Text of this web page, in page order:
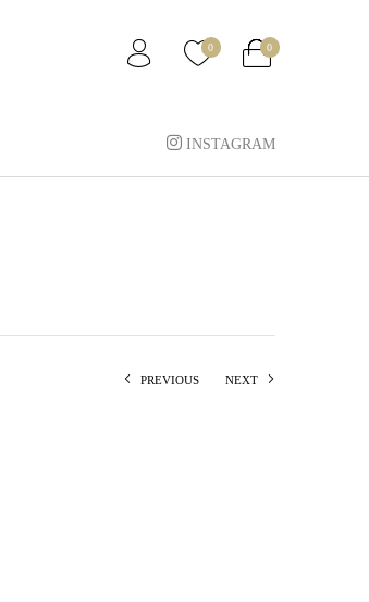
0 0
INSTAGRAM
PREVIOUS NEXT